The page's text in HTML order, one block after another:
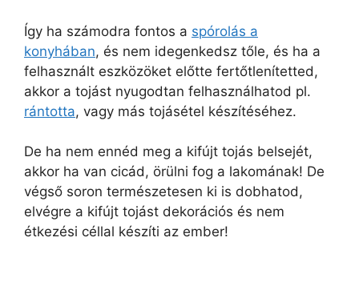
Így ha számodra fontos a spórolás a
konyhában, és nem idegenkedsz tőle, és ha a
felhasznált eszközöket előtte fertőtlenítetted,
akkor a tojást nyugodtan felhasználhatod pl.
rántotta, vagy más tojásétel készítéséhez.
De ha nem ennéd meg a kifújt tojás belsejét,
akkor ha van cicád, örülni fog a lakomának! De
végső soron természetesen ki is dobhatod,
elvégre a kifújt tojást dekorációs és nem
étkezési céllal készíti az ember!